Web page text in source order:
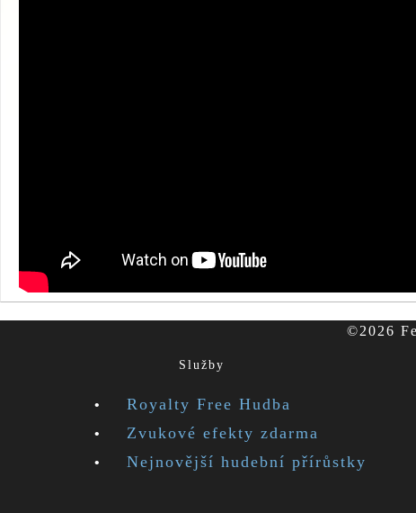
©2026
Služby
Royalty Free Hudba
Zvukové efekty zdarma
Nejnovější hudební přírůstky